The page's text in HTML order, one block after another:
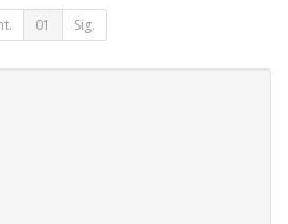
01 Sig.